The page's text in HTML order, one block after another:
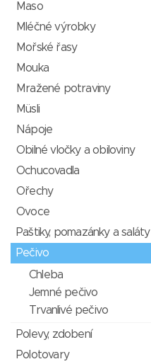
Maso
Mléčné výrobky
Mořské řasy
Mouka
Mražené potraviny
Müsli
Nápoje
Obilné vločky a obiloviny
Ochucovadla
Ořechy
Ovoce
Paštiky, pomazánky a saláty
Pečivo
Chleba
Jemné pečivo
Trvanlivé pečivo
Polevy, zdobení
Polotovary